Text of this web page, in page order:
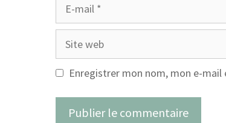
Site
Enregistrer mon nom, mon e-